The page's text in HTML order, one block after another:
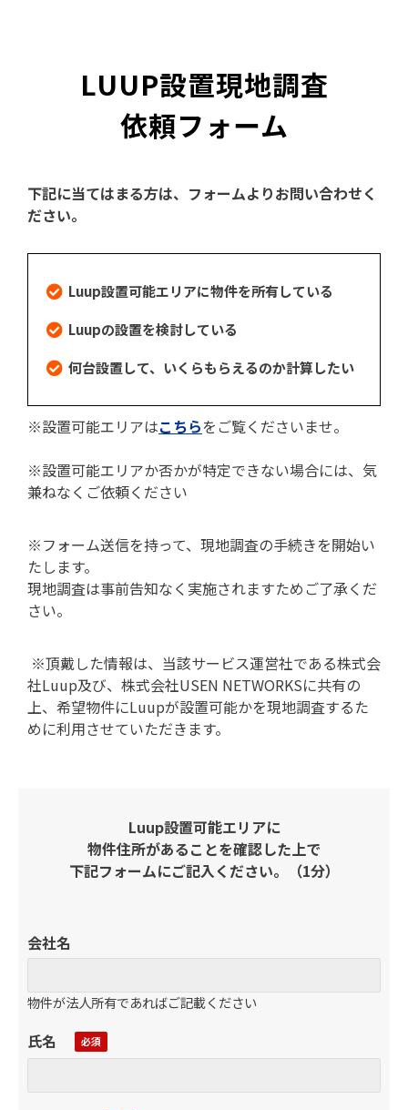
LUUP設置現地調査
依頼フォーム
下記に当てはまる方は、フォームよりお問い合わせく
ださい。
Luup設置可能エリアに物件を所有している
Luupの設置を検討している
何台設置して、いくらもらえるのか計算したい
※設置可能エリアはこちらをご覧くださいませ。
※設置可能エリアか否かが特定できない場合には、気
兼ねなくご依頼ください
※フォーム送信を持って、現地調査の手続きを開始い
たします。
現地調査は事前告知なく実施されますためご了承くだ
さい。
※頂戴した情報は、当該サービス運営社である株式会
社Luup及び、株式会社USEN NETWORKSに共有の
上、希望物件にLuupが設置可能かを現地調査するた
めに利用させていただきます。
Luup設置可能エリアに
物件住所があることを確認した上で
下記フォームにご記入ください。（1分）
会社名
物件が法人所有であればご記載ください
氏名